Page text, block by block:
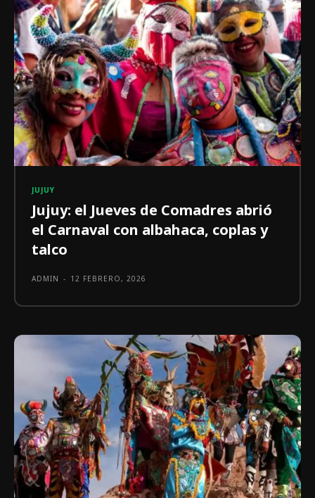
JUJUY
Jujuy: el Jueves de Comadres abrió
el Carnaval con albahaca, coplas y
talco
ADMIN - 12 FEBRERO, 2026